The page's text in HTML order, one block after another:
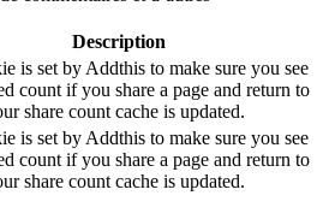
Description
is set by Addthis to make sure you see
count if you share a page and return to
share count cache is updated.
is set by Addthis to make sure you see
count if you share a page and return to
share count cache is updated.